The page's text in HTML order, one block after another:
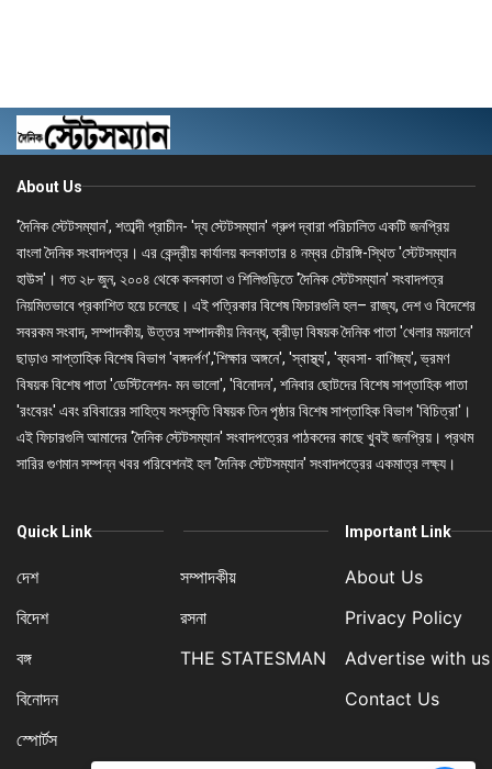
About Us
'দৈনিক স্টেটসম্যান', শতাব্দী প্রাচীন- 'দ্য স্টেটসম্যান' গ্রুপ দ্বারা পরিচালিত একটি জনপ্রিয়
বাংলা দৈনিক সংবাদপত্র। এর কেন্দ্রীয় কার্যালয় কলকাতার ৪ নম্বর চৌরঙ্গি-স্থিত 'স্টেটসম্যান
হাউস'। গত ২৮ জুন, ২০০৪ থেকে কলকাতা ও শিলিগুড়িতে 'দৈনিক স্টেটসম্যান' সংবাদপত্র
নিয়মিতভাবে প্রকাশিত হয়ে চলেছে। এই পত্রিকার বিশেষ ফিচারগুলি হল– রাজ্য, দেশ ও বিদেশের
সবরকম সংবাদ, সম্পাদকীয়, উত্তর সম্পাদকীয় নিবন্ধ, ক্রীড়া বিষয়ক দৈনিক পাতা 'খেলার ময়দানে'
ছাড়াও সাপ্তাহিক বিশেষ বিভাগ 'বঙ্গদর্পণ','শিক্ষার অঙ্গনে', 'স্বাস্থ্য', 'ব্যবসা- বাণিজ্য', ভ্রমণ
বিষয়ক বিশেষ পাতা 'ডেস্টিনেশন- মন ভালো', 'বিনোদন', শনিবার ছোটদের বিশেষ সাপ্তাহিক পাতা
'রংবেরং' এবং রবিবারের সাহিত্য সংস্কৃতি বিষয়ক তিন পৃষ্ঠার বিশেষ সাপ্তাহিক বিভাগ 'বিচিত্রা'।
এই ফিচারগুলি আমাদের 'দৈনিক স্টেটসম্যান' সংবাদপত্রের পাঠকদের কাছে খুবই জনপ্রিয়। প্রথম
সারির গুণমান সম্পন্ন খবর পরিবেশনই হল 'দৈনিক স্টেটসম্যান' সংবাদপত্রের একমাত্র লক্ষ্য।
Quick Link
দেশ
বিদেশ
বঙ্গ
বিনোদন
স্পোর্টস
সম্পাদকীয়
রসনা
THE STATESMAN
Important Link
About Us
Privacy Policy
Advertise with us
Contact Us